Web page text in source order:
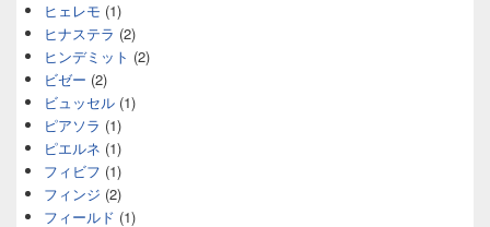
ヒェレモ (1)
ヒナステラ (2)
ヒンデミット (2)
ビゼー (2)
ビュッセル (1)
ピアソラ (1)
ピエルネ (1)
フィビフ (1)
フィンジ (2)
フィールド (1)